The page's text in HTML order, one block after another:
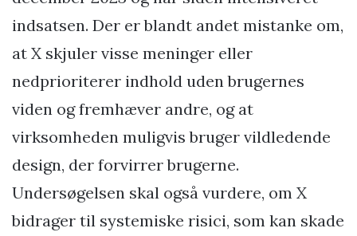
indsatsen. Der er blandt andet mistanke om,
at X skjuler visse meninger eller
nedprioriterer indhold uden brugernes
viden og fremhæver andre, og at
virksomheden muligvis bruger vildledende
design, der forvirrer brugerne.
Undersøgelsen skal også vurdere, om X
bidrager til systemiske risici, som kan skade